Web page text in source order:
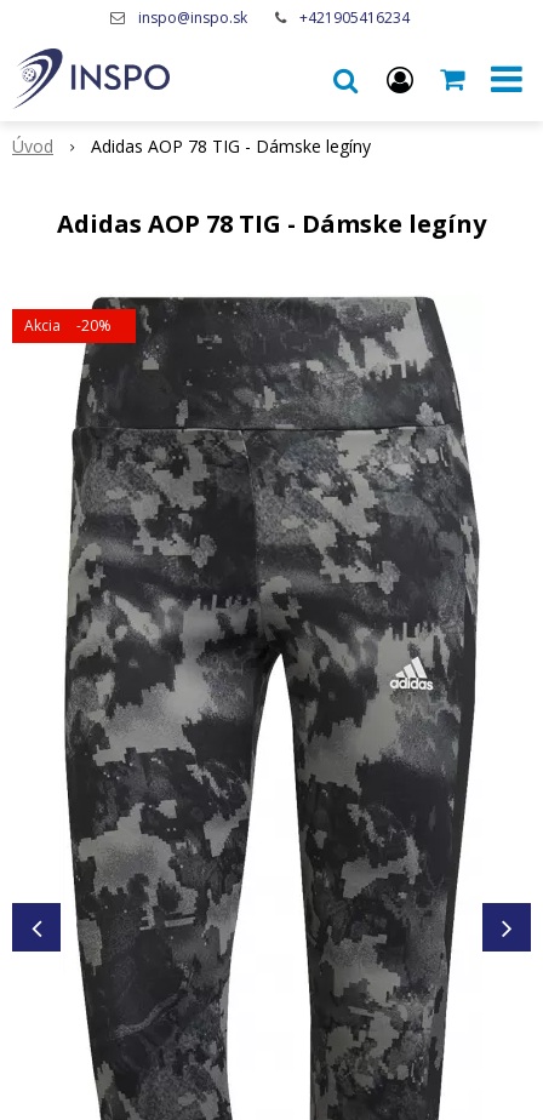
inspo@inspo.sk +421905416234
Úvod Adidas AOP 78 TIG - Dámske legíny
Adidas AOP 78 TIG - Dámske legíny
Akcia -20%